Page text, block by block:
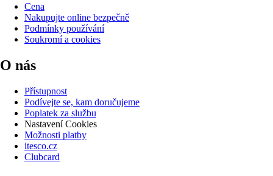
Cena
Nakupujte online bezpečně
Podmínky používání
Soukromí a cookies
O nás
Přístupnost
Podívejte se, kam doručujeme
Poplatek za službu
Nastavení Cookies
Možnosti platby
itesco.cz
Clubcard